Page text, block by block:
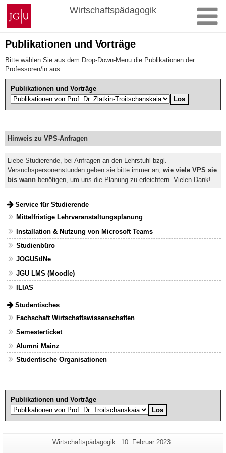
Zum
Inhalt
springen
Johannes
Gutenberg-
Universität
Mainz
Wirtschaftspädagogik
Publikationen und Vorträge
Bitte wählen Sie aus dem Drop-Down-Menu die Publikationen der
Professoren/in aus.
Publikationen und Vorträge
Hinweis zu VPS-Anfragen
Liebe Studierende, bei Anfragen an den Lehrstuhl bzgl.
Versuchspersonenstunden geben sie bitte immer an,wie viele VPS sie
bis wann benötigen, um uns die Planung zu erleichtern. Vielen Dank!
Service für Studierende
Mittelfristige Lehrveranstaltungsplanung
Installation & Nutzung von Microsoft Teams
Studienbüro
JOGUStINe
JGU LMS (Moodle)
ILIAS
Studentisches
Fachschaft Wirtschaftswissenschaften
Semesterticket
Alumni Mainz
Studentische Organisationen
Publikationen und Vorträge
Zusätzliche
Seiten-
Wirtschaftspädagogik
Letzte
10. Februar 2023